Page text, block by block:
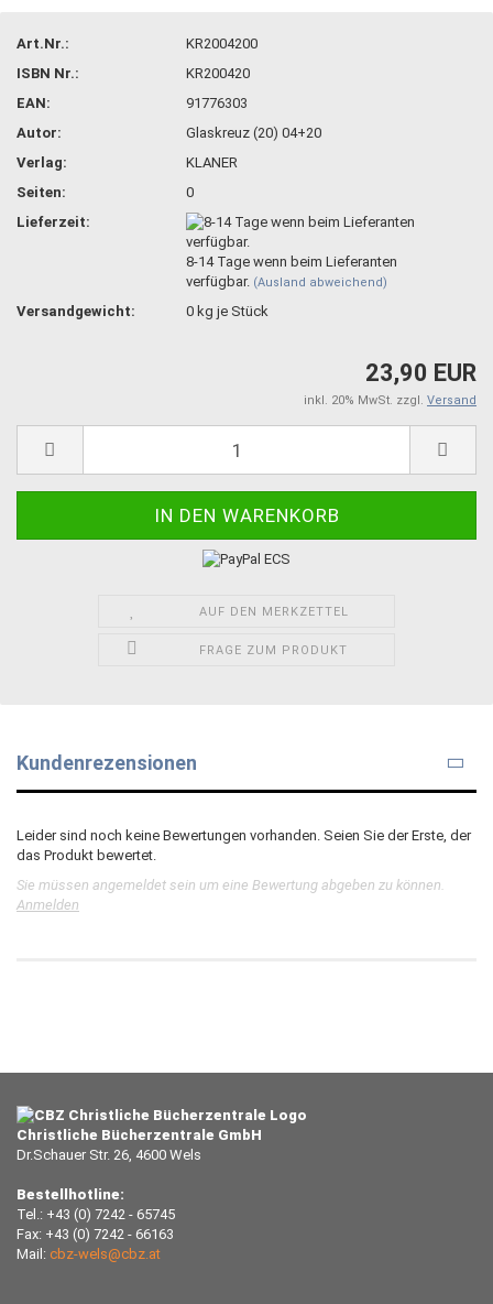
Art.Nr.:
KR2004200
ISBN Nr.:
KR200420
EAN:
91776303
Autor:
Glaskreuz (20) 04+20
Verlag:
KLANER
Seiten:
0
Lieferzeit:
8-14 Tage wenn beim Lieferanten
verfügbar. (Ausland abweichend)
Versandgewicht: 0 kg je Stück
23,90 EUR
inkl. 20% MwSt. zzgl. Versand
AUF DEN MERKZETTEL
FRAGE ZUM PRODUKT
Kundenrezensionen
Leider sind noch keine Bewertungen vorhanden. Seien Sie der Erste, der
das Produkt bewertet.
Sie müssen angemeldet sein um eine Bewertung abgeben zu können.
Anmelden
Christliche Bücherzentrale GmbH
Dr.Schauer Str. 26, 4600 Wels
Bestellhotline:
Tel.: +43 (0) 7242 - 65745
Fax: +43 (0) 7242 - 66163
Mail: cbz-wels@cbz.at